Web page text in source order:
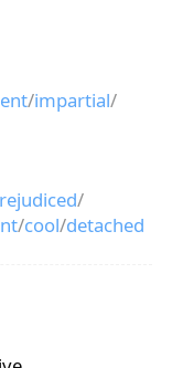
/impartial/
/
/cool/detached